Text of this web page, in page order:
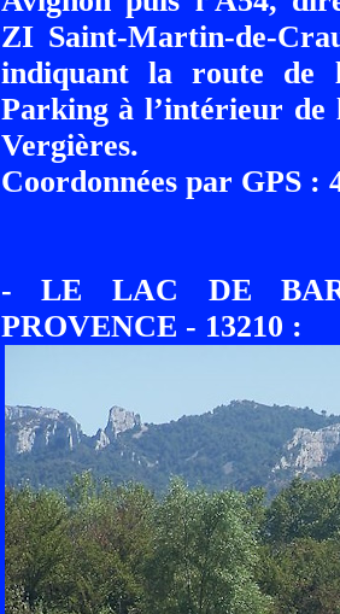
ZI Saint-Martin-de-
indiquant la route de
Parking à l’intérieur
Vergières.
Coordonnées par GPS :
- LE LAC DE
PROVENCE - 13210 :